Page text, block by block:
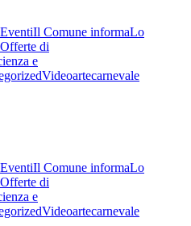
EventiIl Comune informaLo
Offerte di
e
Videoartecarnevale
EventiIl Comune informaLo
Offerte di
e
Videoartecarnevale